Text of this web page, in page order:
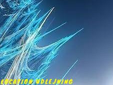
LOCATION UDLEJNING